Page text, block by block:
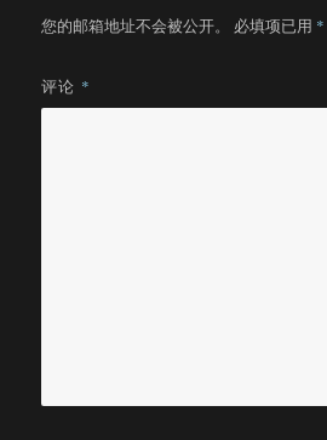
您的邮箱地址不会被公开。 必填项已用 *
评论 *